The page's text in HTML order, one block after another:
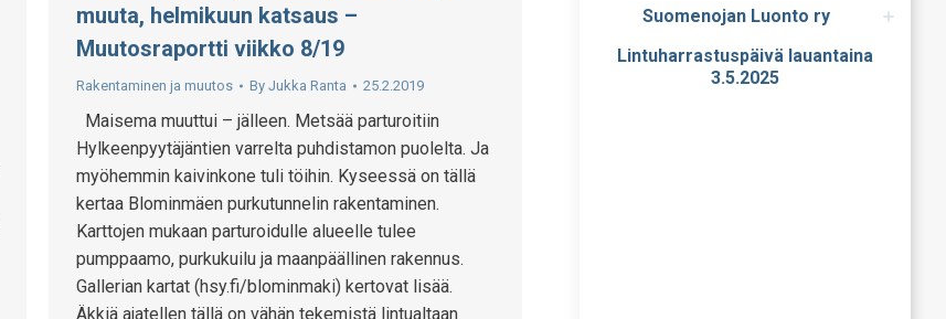
Suomenojan Luonto ry
Lintuharrastuspäivä lauantaina
3.5.2025
muuta, helmikuun katsaus –
Muutosraportti viikko 8/19
Rakentaminen ja muutos By Jukka Ranta 25.2.2019
Maisema muuttui – jälleen. Metsää parturoitiin
Hylkeenpyytäjäntien varrelta puhdistamon puolelta. Ja
myöhemmin kaivinkone tuli töihin. Kyseessä on tällä
kertaa Blominmäen purkutunnelin rakentaminen.
Karttojen mukaan parturoidulle alueelle tulee
pumppaamo, purkukuilu ja maanpäällinen rakennus.
Gallerian kartat (hsy.fi/blominmaki) kertovat lisää.
Äkkiä ajatellen tällä on vähän tekemistä lintualtaan